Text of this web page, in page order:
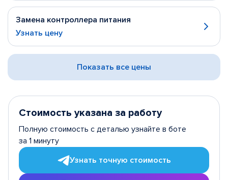
Замена контроллера питания
Узнать цену
Показать все цены
Стоимость указана за работу
Полную стоимость с деталью узнайте в боте
за 1 минуту
Узнать точную стоимость